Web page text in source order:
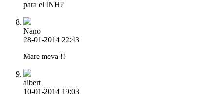
para el INH?
Nano
28-01-2014 22:43
Mare meva !!
albert
10-01-2014 19:03